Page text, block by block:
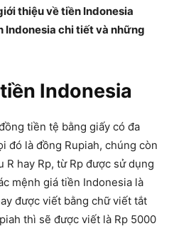
thiệu về tiền Indonesia
Indonesia chi tiết và những
Indonesia
tiền tệ bằng giấy có đa
đó là đồng Rupiah, chúng còn
hay Rp, từ Rp được sử dụng
mệnh giá tiền Indonesia là
được viết bằng chữ viết tắt
thì sẽ được viết là Rp 5000